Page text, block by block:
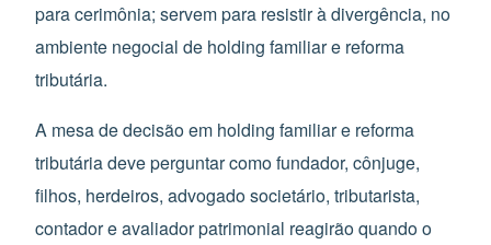
para cerimônia; servem para resistir à divergência, no
ambiente negocial de holding familiar e reforma
tributária.
A mesa de decisão em holding familiar e reforma
tributária deve perguntar como fundador, cônjuge,
filhos, herdeiros, advogado societário, tributarista,
contador e avaliador patrimonial reagirão quando o